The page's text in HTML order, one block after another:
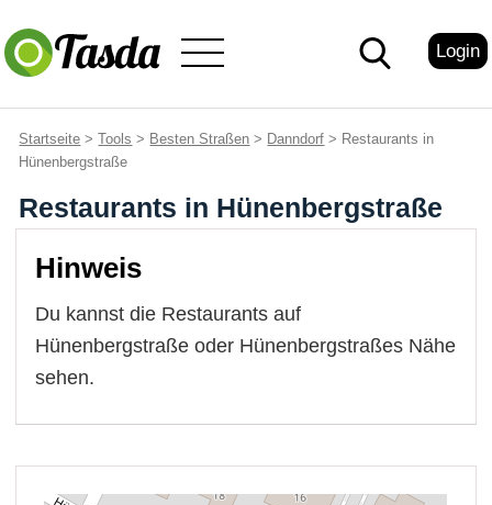
Login
Startseite >Tools > Besten Straßen > Danndorf > Restaurants in
Hünenbergstraße
Restaurants in Hünenbergstraße
Hinweis
Du kannst die Restaurants auf
Hünenbergstraße oder Hünenbergstraßes Nähe
sehen.